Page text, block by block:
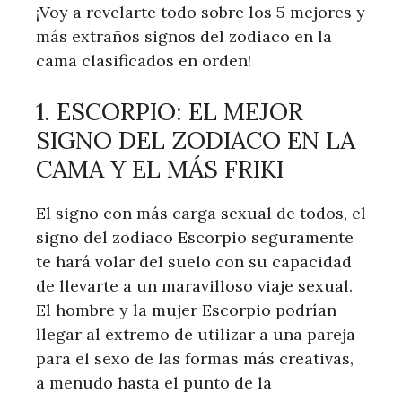
¡Voy a revelarte todo sobre los 5 mejores y
más extraños signos del zodiaco en la
cama clasificados en orden!
1. ESCORPIO: EL MEJOR
SIGNO DEL ZODIACO EN LA
CAMA Y EL MÁS FRIKI
El signo con más carga sexual de todos, el
signo del zodiaco Escorpio seguramente
te hará volar del suelo con su capacidad
de llevarte a un maravilloso viaje sexual.
El hombre y la mujer Escorpio podrían
llegar al extremo de utilizar a una pareja
para el sexo de las formas más creativas,
a menudo hasta el punto de la